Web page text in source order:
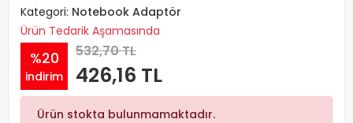
Kategori: Notebook Adaptör
Ürün Tedarik Aşamasında
%20
indirim
532,70 TL
426,16 TL
Ürün stokta bulunmamaktadır.